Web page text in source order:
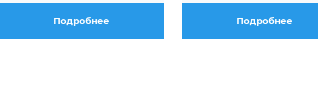
Подробнее Подробнее